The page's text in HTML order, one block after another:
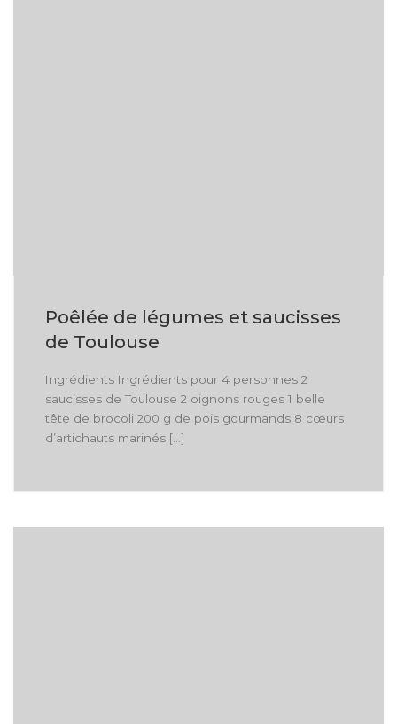
Poêlée de légumes et saucisses
de Toulouse
Ingrédients Ingrédients pour 4 personnes 2
saucisses de Toulouse 2 oignons rouges 1 belle
tête de brocoli 200 g de pois gourmands 8 cœurs
d’artichauts marinés […]